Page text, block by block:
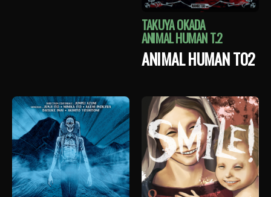
TAKUYA OKADA
ANIMAL HUMAN T.2
ANIMAL HUMAN T02